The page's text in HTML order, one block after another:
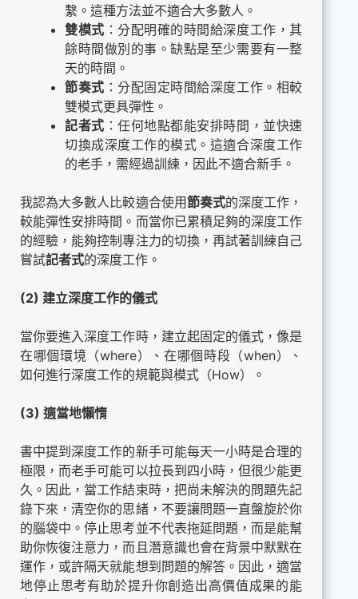
繫。這種方法並不適合大多數人。
雙模式 ：分配明確的時間給深度工作，其
餘時間做別的事。缺點是至少需要有一整
天的時間。
節奏式 ：分配固定時間給深度工作。相較
雙模式更具彈性。
記者式 ：任何地點都能安排時間，並快速
切換成深度工作的模式。這適合深度工作
的老手，需經過訓練，因此不適合新手。
我認為大多數人比較適合使用節奏式的深度工作，
較能彈性安排時間。而當你已累積足夠的深度工作
的經驗，能夠控制專注力的切換，再試著訓練自己
嘗試記者式的深度工作。
(2) 建立深度工作的儀式
當你要進入深度工作時，建立起固定的儀式，像是
在哪個環境（where）、在哪個時段（when）、
如何進行深度工作的規範與模式（How）。
(3) 適當地懶惰
書中提到深度工作的新手可能每天一小時是合理的
極限，而老手可能可以拉長到四小時，但很少能更
久。因此，當工作結束時，把尚未解決的問題先記
錄下來，清空你的思緒，不要讓問題一直盤旋於你
的腦袋中。停止思考並不代表拖延問題，而是能幫
助你恢復注意力，而且潛意識也會在背景中默默在
運作，或許隔天就能想到問題的解答。因此，適當
地停止思考有助於提升你創造出高價值成果的能